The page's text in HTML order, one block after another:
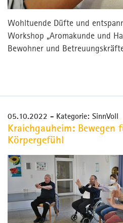
Wohltuende Düfte und
Workshop „Aromakunde und
Bewohner und
05.10.2022 - Kategorie: SinnVoll
Kraichgauheim: Bewegen
Körpergefühl